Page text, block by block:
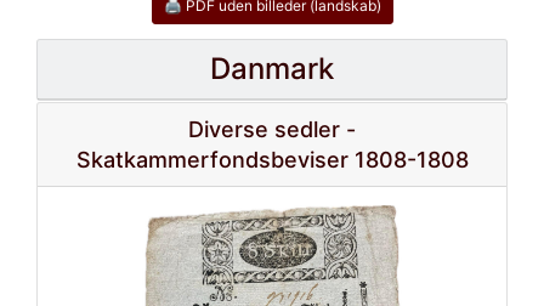
🖨 PDF uden billeder (landskab)
Danmark
Diverse sedler -
Skatkammerfondsbeviser 1808-1808